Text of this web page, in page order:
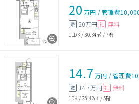
20 万円 /管理費
敷 20万円 礼 無料
1LDK/30.34㎡ /7階
14.7 万円 /管理費
敷 14.7万円 礼 無料
1DK / 25.42㎡ /5階